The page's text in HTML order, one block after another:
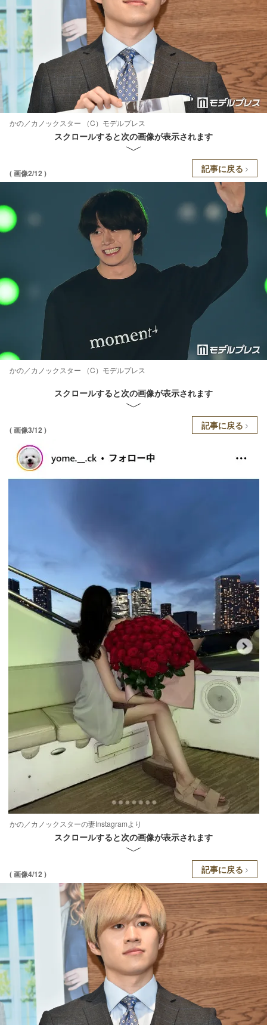
かの／カノックスター （C）モデルプレス
スクロールすると次の画像が表示されます
( 画像2/12 ) 記事に戻る
かの／カノックスター （C）モデルプレス
スクロールすると次の画像が表示されます
( 画像3/12 ) 記事に戻る
かの／カノックスターの妻Instagramより
スクロールすると次の画像が表示されます
( 画像4/12 ) 記事に戻る